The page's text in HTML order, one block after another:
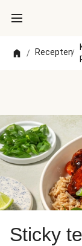
/ Recepten/
Sticky